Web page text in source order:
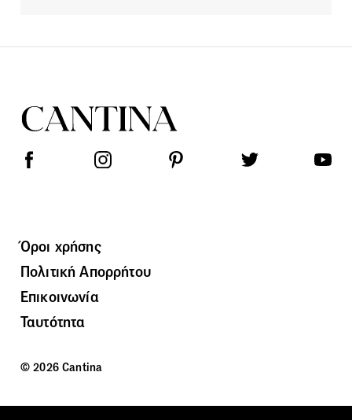
Όροι χρήσης
Πολιτική Απορρήτου
Επικοινωνία
Ταυτότητα
© 2026 Cantina